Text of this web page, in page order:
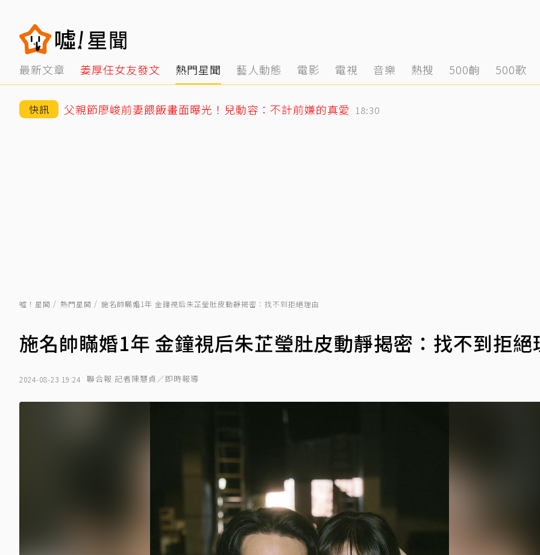
最新文章 姜厚任女友發文 熱門星聞 藝人動態 電影 電視 音樂 熱搜 500齣 500歌
快訊 父親節廖峻前妻餵飯畫面曝光！兒動容：不計前嫌的真愛 18:30
噓！星聞 熱門星聞 施名帥瞞婚1年 金鐘視后朱芷瑩肚皮動靜揭密：找不到拒絕理由
施名帥瞞婚1年 金鐘視后朱芷瑩肚皮動靜揭密：找不到拒絕
2024-08-23 19:24 聯合報 記者陳慧貞／即時報導